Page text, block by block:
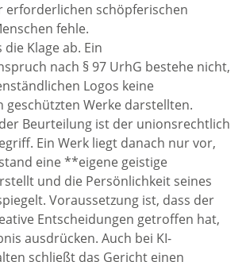
erforderlichen schöpferischen
fehle.
Klage ab. Ein
nach § 97 UrhG bestehe nicht,
Logos keine
Werke darstellten.
Beurteilung ist der unionsrechtlich
Ein Werk liegt danach nur vor,
eine **eigene geistige
und die Persönlichkeit seines
Voraussetzung ist, dass der
Entscheidungen getroffen hat,
ausdrücken. Auch bei KI-
schließt das Gericht einen